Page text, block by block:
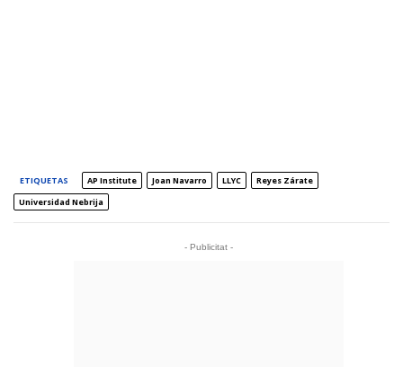
ETIQUETAS AP Institute Joan Navarro LLYC
Reyes Zárate
Universidad Nebrija
- Publicitat -